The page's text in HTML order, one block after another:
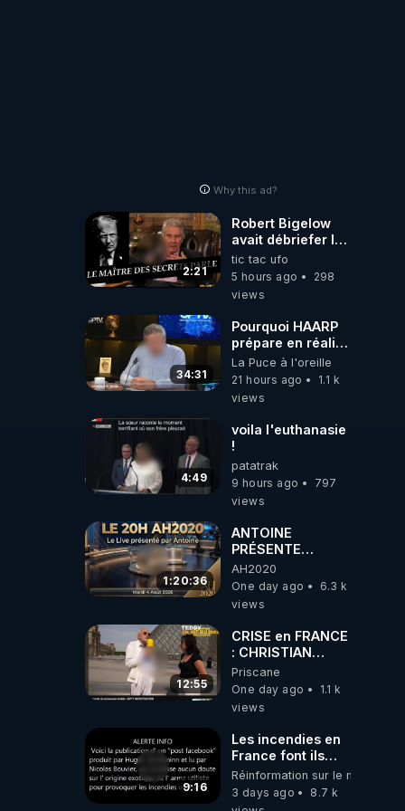
Why this ad?
2:21
Robert Bigelow
avait débriefer le
pédophile
génocidaire de
donald j trump
tic tac ufo
5 hours ago
298
views
34:31
Pourquoi HAARP
prépare en réalité
un CHAOS
climatique, on
répond
La Puce à l'oreille
21 hours ago
1.1 k
views
4:49
voila l'euthanasie
!
patatrak
9 hours ago
797
views
1:20:36
ANTOINE
PRÉSENTE
AH2020 LE LIVE
20H ***DU
04/08/2026***
RÉVEIL EST EN
MARCHE 📷
AH2020
One day ago
6.3 k
views
12:55
CRISE en FRANCE
: CHRISTIAN
COTTEN FAIT une
étrange
découverte
Priscane
One day ago
1.1 k
views
9:16
Les incendies en
France font ils
partie d' un plan
qui aurait débuté
le 11 septembre
Réinformation sur le monde
3 days ago
8.7 k